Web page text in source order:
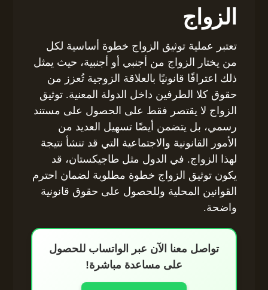
الزواج
تعتبر عملية توثيق الزواج خطوة أساسية لكل
من يختار الزواج من أجنبي أو أجنبية، حيث يمثل
ذلك اعترافًا قانونيًا بالعلاقة الزوجية تُعزز من
حقوق كلا الطرفين داخل الدولة المعنية. توثيق
الزواج لا يقتصر فقط على الحصول على مستند
رسمي، بل يتضمن أيضًا تسهيل العديد من
الأمور القانونية والاجتماعية التي قد تنشأ نتيجة
لهذا الزواج. في الدول مثل طاجيكستان، قد
يكون توثيق الزواج خطوة مطلوبة لضمان احترم
القوانين المحلية وللحصول على حقوق قانونية
واضحة.
تواصل معنا الآن عبر الواتساب للحصول
على مساعدة مباشرة!